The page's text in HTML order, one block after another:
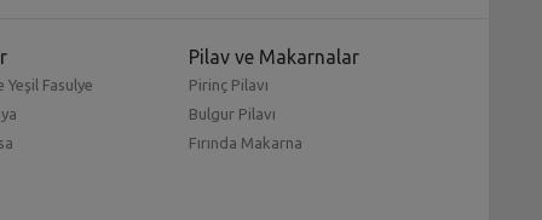
Yeşil Fasulye
Pilav ve Makarnalar
Pirinç Pilavı
Bulgur Pilavı
Fırında Makarna